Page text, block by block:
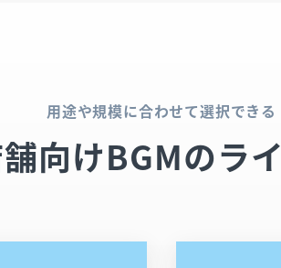
用途や規模に合わせて選択できる
向けBGMのラ